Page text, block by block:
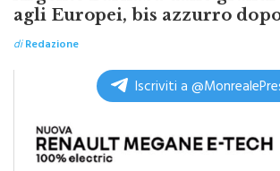
Argento Barnabà dalle grandi
agli Europei, bis azzurro dopo
di